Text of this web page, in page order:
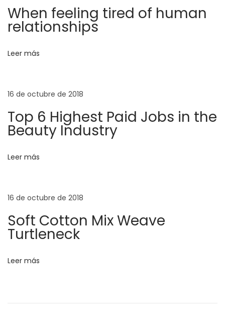
e
a
y
r
T
h
e
C
i
g
S
m
When feeling tired of human
relationships
Leer más
16 de octubre de 2018
Top 6 Highest Paid Jobs in the
Beauty Industry
Leer más
16 de octubre de 2018
Soft Cotton Mix Weave
Turtleneck
Leer más